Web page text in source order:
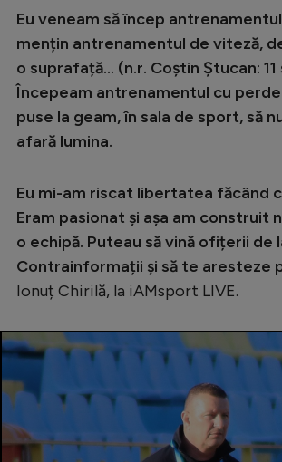
Eu veneam să încep antrenamentul
mențin antrenamentul de viteză,
o suprafață... (n.r. Coștin Ștucan: 11
Începeam antrenamentul cu
puse la geam, în sala de sport, să
afară lumina.
Eu mi-am riscat libertatea făcând
Eram pasionat și așa am construit
o echipă. Puteau să vină ofițerii de
Contrainformații și să te aresteze
Ionuț Chirilă, la iAMsport LIVE.